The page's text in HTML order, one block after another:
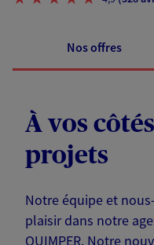
Nos offres
À vos
projets
Notre équipe et
plaisir dans notre
QUIMPER. Notre